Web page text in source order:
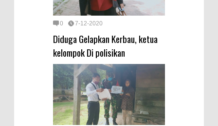
0 7-12-2020
Diduga Gelapkan Kerbau, ketua
kelompok Di polisikan